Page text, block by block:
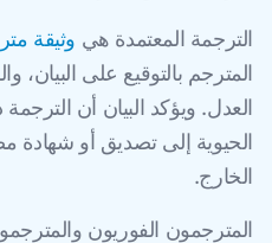
الترجمة المعتمدة هي وثيقة
المترجم بالتوقيع على البيان،
العدل. ويؤكد البيان أن
الحيوية إلى تصديق أو شهادة
الخارج.
المترجمون الفوريون